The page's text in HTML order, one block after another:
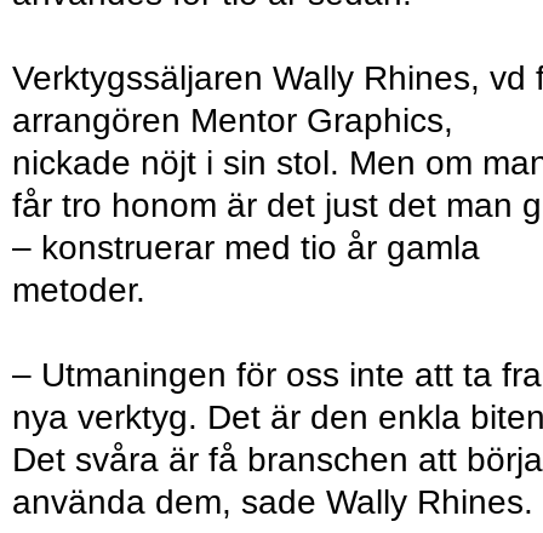
Verktygssäljaren Wally Rhines, vd
arrangören Mentor Graphics,
nickade nöjt i sin stol. Men om
får tro honom är det just det man
– konstruerar med tio år gamla
metoder.
– Utmaningen för oss inte att ta
nya verktyg. Det är den enkla
Det svåra är få branschen att börja
använda dem, sade Wally Rhines.